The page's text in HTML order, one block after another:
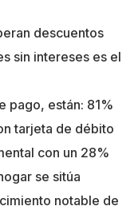
descuentos
sin intereses es el
pago, están: 81%
tarjeta de débito
con un 28%
se sitúa
notable de